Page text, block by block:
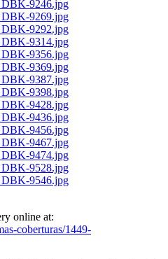
online at:
coberturas/1449-